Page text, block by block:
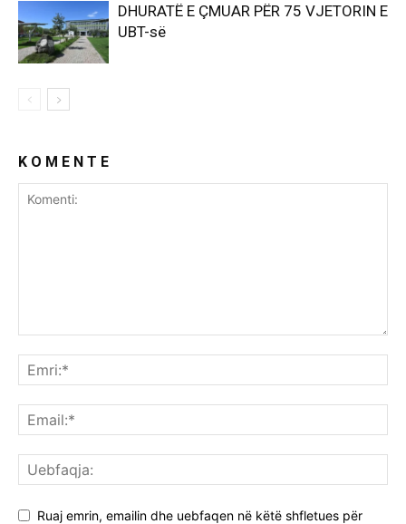
DHURATË E ÇMUAR PËR 75 VJETORIN E
UBT-së
K O M E N T E
Ruaj emrin, emailin dhe uebfaqen në këtë shfletues për